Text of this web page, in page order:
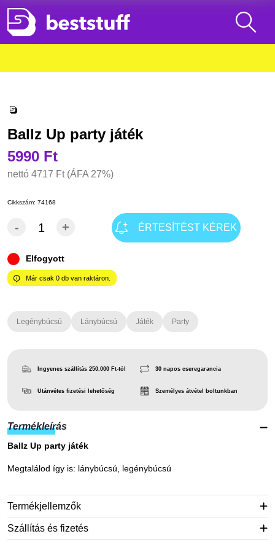
Ballz Up party játék
5990 Ft
nettó 4717 Ft (ÁFA 27%)
Cikkszám: 74168
- + ÉRTESÍTÉST KÉREK
Elfogyott
Már csak 0 db van raktáron.
Legénybúcsú Lánybúcsú Játék Party
Ingyenes szállítás 250.000 Ft-tól
Utánvétes fizetési lehetőség
30 napos cseregarancia
Személyes átvétel boltunkban
Termékleírás
Ballz Up party játék
Megtalálod így is: lánybúcsú, legénybúcsú
Termékjellemzők
Szállítás és fizetés